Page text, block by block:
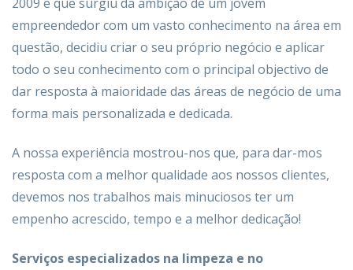
empreendedor com um vasto conhecimento na área em
questão, decidiu criar o seu próprio negócio e aplicar
todo o seu conhecimento com o principal objectivo de
dar resposta à maioridade das áreas de negócio de uma
forma mais personalizada e dedicada.
A nossa experiência mostrou-nos que, para dar-mos
resposta com a melhor qualidade aos nossos clientes,
devemos nos trabalhos mais minuciosos ter um
empenho acrescido, tempo e a melhor dedicação!
Serviços especializados na limpeza e no